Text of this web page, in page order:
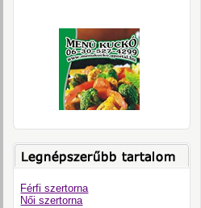
Férfi szertorna
Női szertorna